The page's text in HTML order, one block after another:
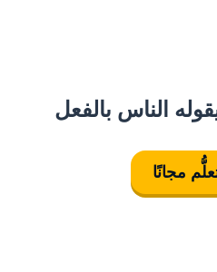
الناس بالفعل
مجانًا